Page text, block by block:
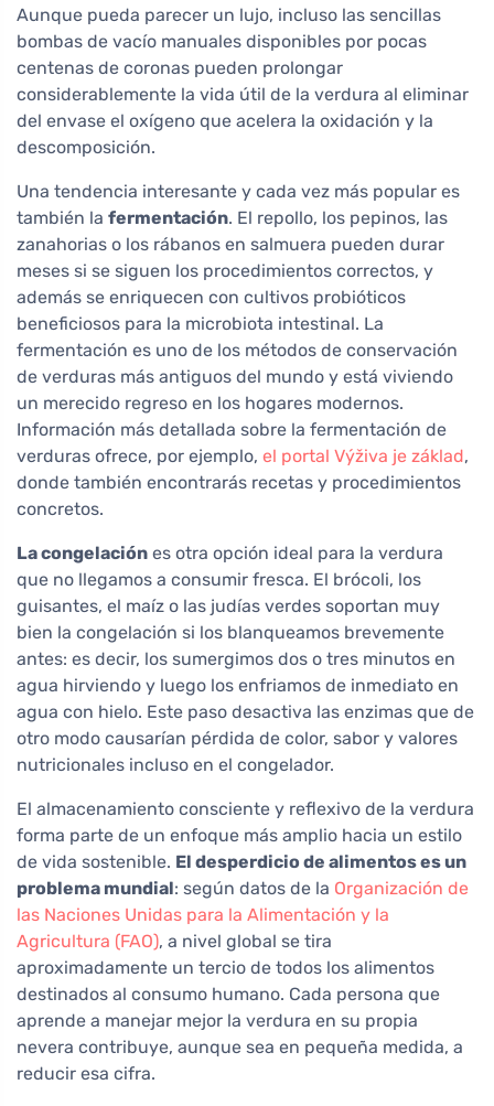
Aunque pueda parecer un lujo, incluso las sencillas
bombas de vacío manuales disponibles por pocas
centenas de coronas pueden prolongar
considerablemente la vida útil de la verdura al eliminar
del envase el oxígeno que acelera la oxidación y la
descomposición.
Una tendencia interesante y cada vez más popular es
también la fermentación. El repollo, los pepinos, las
zanahorias o los rábanos en salmuera pueden durar
meses si se siguen los procedimientos correctos, y
además se enriquecen con cultivos probióticos
beneficiosos para la microbiota intestinal. La
fermentación es uno de los métodos de conservación
de verduras más antiguos del mundo y está viviendo
un merecido regreso en los hogares modernos.
Información más detallada sobre la fermentación de
verduras ofrece, por ejemplo, el portal Výživa je základ,
donde también encontrarás recetas y procedimientos
concretos.
La congelación es otra opción ideal para la verdura
que no llegamos a consumir fresca. El brócoli, los
guisantes, el maíz o las judías verdes soportan muy
bien la congelación si los blanqueamos brevemente
antes: es decir, los sumergimos dos o tres minutos en
agua hirviendo y luego los enfriamos de inmediato en
agua con hielo. Este paso desactiva las enzimas que de
otro modo causarían pérdida de color, sabor y valores
nutricionales incluso en el congelador.
El almacenamiento consciente y reflexivo de la verdura
forma parte de un enfoque más amplio hacia un estilo
de vida sostenible. El desperdicio de alimentos es un
problema mundial: según datos de la Organización de
las Naciones Unidas para la Alimentación y la
Agricultura (FAO), a nivel global se tira
aproximadamente un tercio de todos los alimentos
destinados al consumo humano. Cada persona que
aprende a manejar mejor la verdura en su propia
nevera contribuye, aunque sea en pequeña medida, a
reducir esa cifra.